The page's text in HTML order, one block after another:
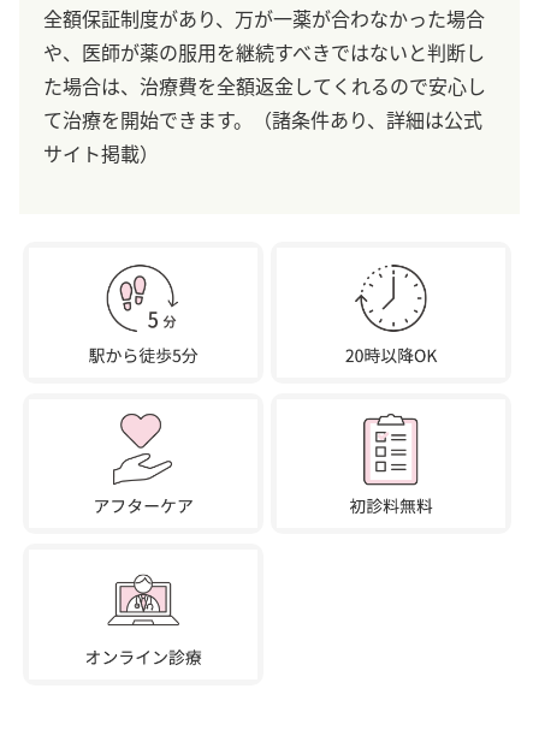
全額保証制度があり、万が一薬が合わなかった場合
や、医師が薬の服用を継続すべきではないと判断し
た場合は、治療費を全額返金してくれるので安心し
て治療を開始できます。（諸条件あり、詳細は公式
サイト掲載）